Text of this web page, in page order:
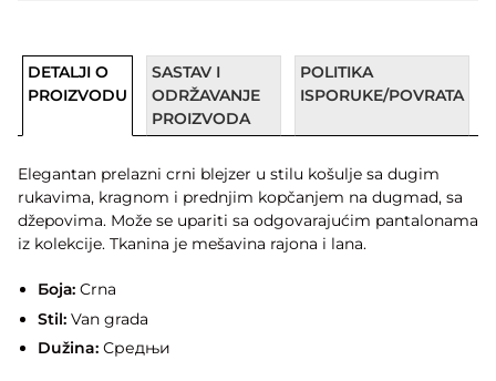
DETALJI O
PROIZVODU
SASTAV I
ODRŽAVANJE
PROIZVODA
POLITIKA
ISPORUKE/POVRATA
Elegantan prelazni crni blejzer u stilu košulje sa dugim
rukavima, kragnom i prednjim kopčanjem na dugmad, sa
džepovima. Može se upariti sa odgovarajućim pantalonama
iz kolekcije. Tkanina je mešavina rajona i lana.
Боја:Crna
Stil:Van grada
Dužina:Средњи